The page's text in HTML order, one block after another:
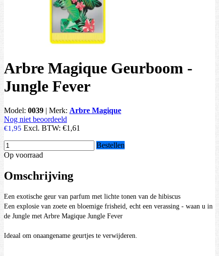
Arbre Magique Geurboom -
Jungle Fever
Model: 0039 | Merk: Arbre Magique
Nog niet beoordeeld
€1,95 Excl. BTW: €1,61
Bestellen
Op voorraad
Omschrijving
Een exotische geur van parfum met lichte tonen van de hibiscus
Een explosie van zoete en bloemige frisheid, echt een verassing - waan u in
de Jungle met Arbre Magique Jungle Fever
Ideaal om onaangename geurtjes te verwijderen.